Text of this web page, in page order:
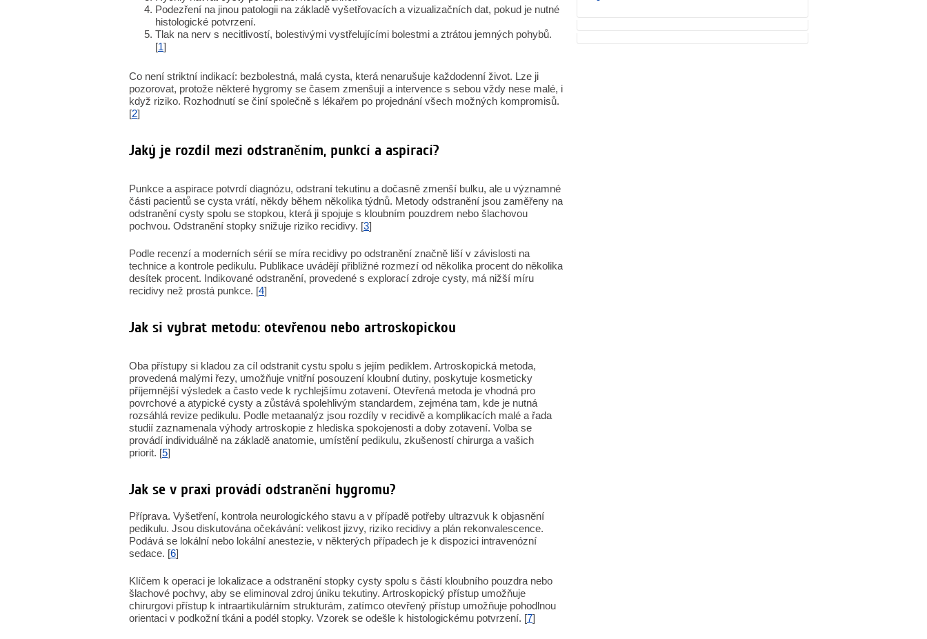
Podezření na jinou patologii na základě vyšetřovacích a vizualizačních dat, pokud je nutné
histologické potvrzení.
Tlak na nerv s necitlivostí, bolestivými vystřelujícími bolestmi a ztrátou jemných pohybů.
[1]
Co není striktní indikací: bezbolestná, malá cysta, která nenarušuje každodenní život. Lze ji
pozorovat, protože některé hygromy se časem zmenšují a intervence s sebou vždy nese malé, i
když riziko. Rozhodnutí se činí společně s lékařem po projednání všech možných kompromisů.
[2]
Jaký je rozdíl mezi odstraněním, punkcí a aspirací?
Punkce a aspirace potvrdí diagnózu, odstraní tekutinu a dočasně zmenší bulku, ale u významné
části pacientů se cysta vrátí, někdy během několika týdnů. Metody odstranění jsou zaměřeny na
odstranění cysty spolu se stopkou, která ji spojuje s kloubním pouzdrem nebo šlachovou
pochvou. Odstranění stopky snižuje riziko recidivy. [3]
Podle recenzí a moderních sérií se míra recidivy po odstranění značně liší v závislosti na
technice a kontrole pedikulu. Publikace uvádějí přibližné rozmezí od několika procent do několika
desítek procent. Indikované odstranění, provedené s explorací zdroje cysty, má nižší míru
recidivy než prostá punkce. [4]
Jak si vybrat metodu: otevřenou nebo artroskopickou
Oba přístupy si kladou za cíl odstranit cystu spolu s jejím pediklem. Artroskopická metoda,
provedená malými řezy, umožňuje vnitřní posouzení kloubní dutiny, poskytuje kosmeticky
příjemnější výsledek a často vede k rychlejšímu zotavení. Otevřená metoda je vhodná pro
povrchové a atypické cysty a zůstává spolehlivým standardem, zejména tam, kde je nutná
rozsáhlá revize pedikulu. Podle metaanalýz jsou rozdíly v recidivě a komplikacích malé a řada
studií zaznamenala výhody artroskopie z hlediska spokojenosti a doby zotavení. Volba se
provádí individuálně na základě anatomie, umístění pedikulu, zkušeností chirurga a vašich
priorit. [5]
Jak se v praxi provádí odstranění hygromu?
Příprava. Vyšetření, kontrola neurologického stavu a v případě potřeby ultrazvuk k objasnění
pedikulu. Jsou diskutována očekávání: velikost jizvy, riziko recidivy a plán rekonvalescence.
Podává se lokální nebo lokální anestezie, v některých případech je k dispozici intravenózní
sedace. [6]
Klíčem k operaci je lokalizace a odstranění stopky cysty spolu s částí kloubního pouzdra nebo
šlachové pochvy, aby se eliminoval zdroj úniku tekutiny. Artroskopický přístup umožňuje
chirurgovi přístup k intraartikulárním strukturám, zatímco otevřený přístup umožňuje pohodlnou
orientaci v podkožní tkáni a podél stopky. Vzorek se odešle k histologickému potvrzení. [7]